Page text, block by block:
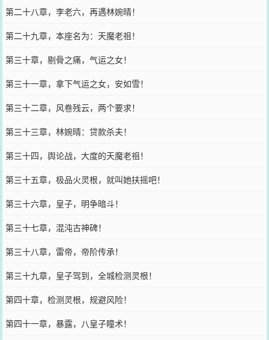
第二十八章，李老六，再遇林婉晴！
第二十九章，本座名为：天魔老祖！
第三十章，剔骨之痛，气运之女！
第三十一章，拿下气运之女，安如雪！
第三十二章，风卷残云，两个要求！
第三十三章，林婉晴：贷款杀夫！
第三十四，舆论战，大度的天魔老祖！
第三十五章，极品火灵根，就叫她扶摇吧！
第三十六章，皇子，明争暗斗！
第三十七章，混沌古神碑！
第三十八章，雷帝，帝阶传承！
第三十九章，皇子驾到，全城检测灵根！
第四十章，检测灵根，规避风险！
第四十一章，暴露，八皇子瞳术！